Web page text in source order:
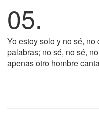
05.
Yo estoy solo y no sé,
palabras; no sé, no sé,
apenas otro hombre